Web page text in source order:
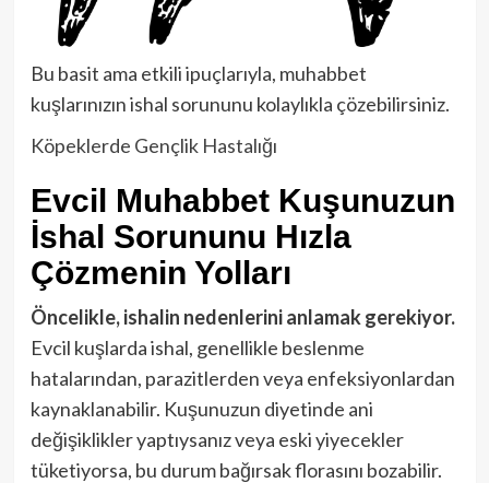
Bu basit ama etkili ipuçlarıyla, muhabbet
kuşlarınızın ishal sorununu kolaylıkla çözebilirsiniz.
Köpeklerde Gençlik Hastalığı
Evcil Muhabbet Kuşunuzun
İshal Sorununu Hızla
Çözmenin Yolları
Öncelikle, ishalin nedenlerini anlamak gerekiyor.
Evcil kuşlarda ishal, genellikle beslenme
hatalarından, parazitlerden veya enfeksiyonlardan
kaynaklanabilir. Kuşunuzun diyetinde ani
değişiklikler yaptıysanız veya eski yiyecekler
tüketiyorsa, bu durum bağırsak florasını bozabilir.